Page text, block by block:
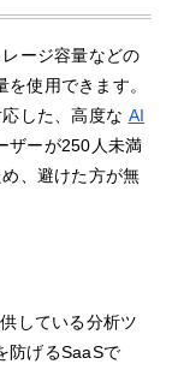
ージ容量などの
使用できます。
応した、高度な AI
ザーが250人未満
、避けた方が無
している分析ツ
防げるSaaSで